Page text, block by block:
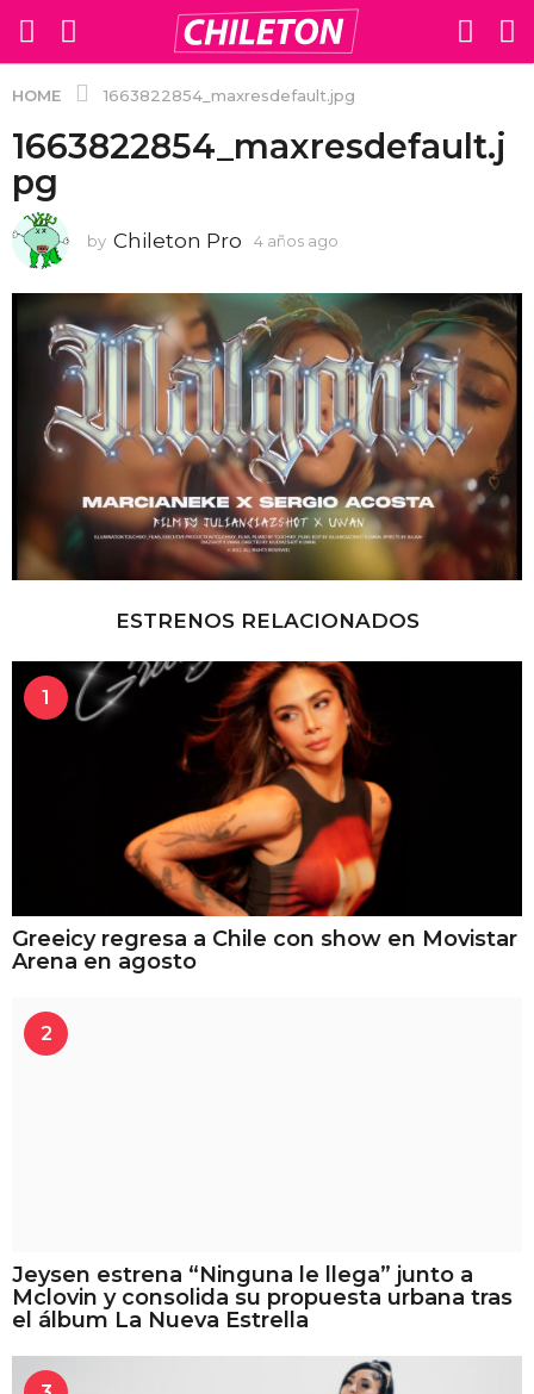
HOME 1663822854_maxresdefault.jpg
1663822854_maxresdefault.j
pg
by Chileton Pro 4 años ago
o
s
a
g
ESTRENOS RELACIONADOS
1
Greeicy regresa a Chile con show en Movistar
Arena en agosto
2
Jeysen estrena “Ninguna le llega” junto a
Mclovin y consolida su propuesta urbana tras
el álbum La Nueva Estrella